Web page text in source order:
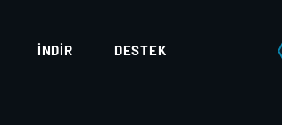
İNDIR DESTEK